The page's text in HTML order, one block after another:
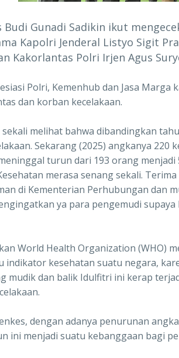
Budi Gunadi Sadikin ikut
Kapolri Jenderal Listyo Sigit
Kakorlantas Polri Irjen Agus
Polri, Kemenhub dan Jasa Marga
dan korban kecelakaan.
sekali melihat bahwa dibandingkan
Sekarang (2025) angkanya 220
turun dari 193 orang menjadi
merasa senang sekali.
di Kementerian Perhubungan dan
ya para pengemudi
World Health Organization (WHO)
indikator kesehatan suatu negara,
mudik dan balik Idulfitri ini kerap
dengan adanya penurunan
ini menjadi suatu kebanggaan bagi